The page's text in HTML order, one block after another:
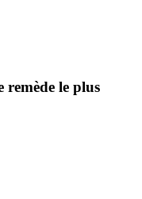
remède le plus